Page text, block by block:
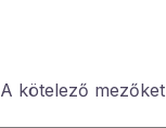
A kötelező mezőket